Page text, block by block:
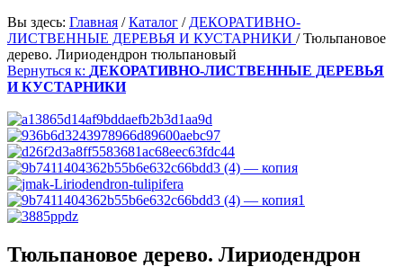
Вы здесь: Главная /Каталог / ДЕКОРАТИВНО-
ЛИСТВЕННЫЕ ДЕРЕВЬЯ И КУСТАРНИКИ /Тюльпановое
дерево. Лириодендрон тюльпановый
Вернуться к: ДЕКОРАТИВНО-ЛИСТВЕННЫЕ ДЕРЕВЬЯ
И КУСТАРНИКИ
Тюльпановое дерево. Лириодендрон